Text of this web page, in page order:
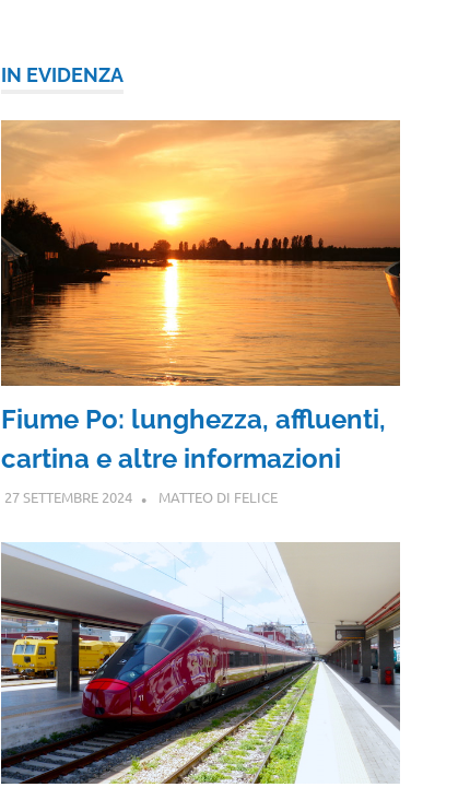
IN EVIDENZA
Fiume Po: lunghezza, affluenti,
cartina e altre informazioni
27 SETTEMBRE 2024 MATTEO DI FELICE